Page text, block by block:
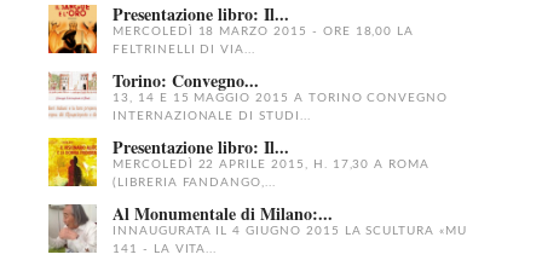
Presentazione libro: Il...
MERCOLEDÌ 18 MARZO 2015 - ORE 18,00 LA
FELTRINELLI DI VIA...
Torino: Convegno...
13, 14 E 15 MAGGIO 2015 A TORINO CONVEGNO
INTERNAZIONALE DI STUDI...
Presentazione libro: Il...
MERCOLEDÌ 22 APRILE 2015, H. 17,30 A ROMA
(LIBRERIA FANDANGO,...
Al Monumentale di Milano:...
INNAUGURATA IL 4 GIUGNO 2015 LA SCULTURA «MU
141 - LA VITA...